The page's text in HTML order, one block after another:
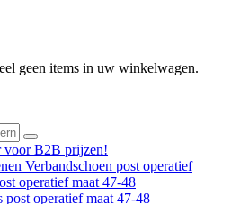
geen items in uw winkelwagen.
voor B2B prijzen!
Verbandschoen post operatief
operatief maat 47-48